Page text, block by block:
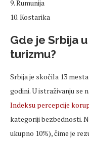
9. Rumunija
10. Kostarika
Gde je Srbija
turizmu?
Srbija je skočila 13
godini. U istraživanju se
Indeksu percepcije
kategoriji bezbednosti.
ukupno 10%), čime je